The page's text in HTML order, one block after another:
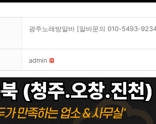
광주노래방알바 [알바문의 010-5493-
admin